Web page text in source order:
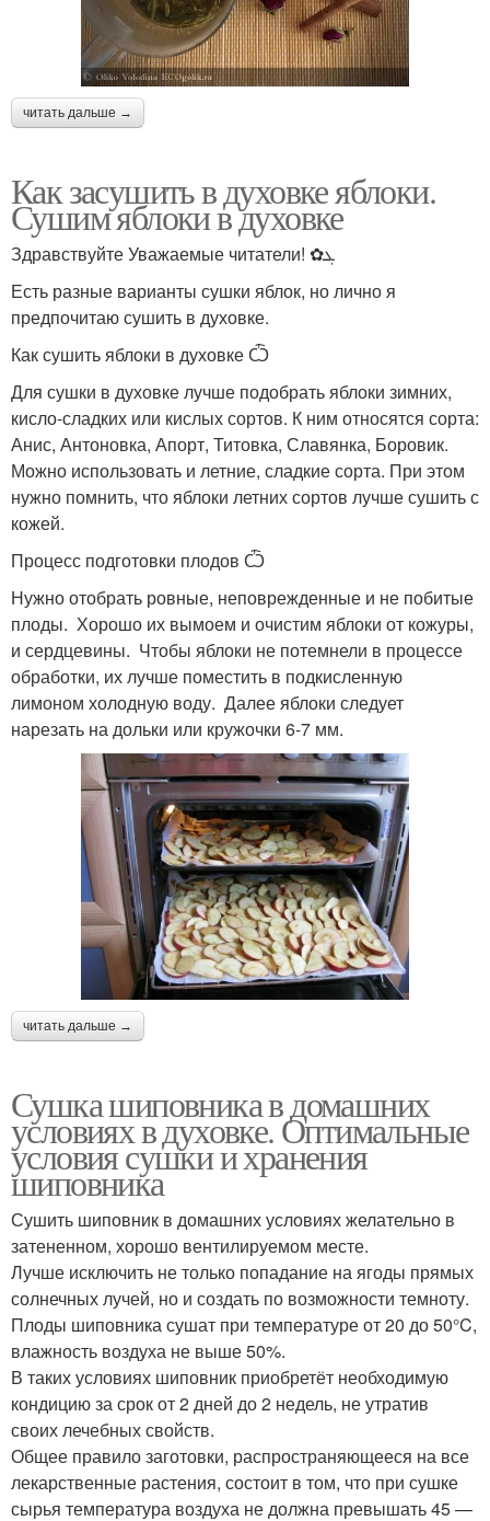
читать дальше →
Как засушить в духовке яблоки.
Сушим яблоки в духовке
Здравствуйте Уважаемые читатели! ✿ܓ
Есть разные варианты сушки яблок, но лично я
предпочитаю сушить в духовке.
Как сушить яблоки в духовке Ѽ
Для сушки в духовке лучше подобрать яблоки зимних,
кисло-сладких или кислых сортов. К ним относятся сорта:
Анис, Антоновка, Апорт, Титовка, Славянка, Боровик.
Можно использовать и летние, сладкие сорта. При этом
нужно помнить, что яблоки летних сортов лучше сушить с
кожей.
Процесс подготовки плодов Ѽ
Нужно отобрать ровные, неповрежденные и не побитые
плоды. Хорошо их вымоем и очистим яблоки от кожуры,
и сердцевины. Чтобы яблоки не потемнели в процессе
обработки, их лучше поместить в подкисленную
лимоном холодную воду. Далее яблоки следует
нарезать на дольки или кружочки 6-7 мм.
читать дальше →
Сушка шиповника в домашних
условиях в духовке. Оптимальные
условия сушки и хранения
шиповника
Сушить шиповник в домашних условиях желательно в
затененном, хорошо вентилируемом месте.
Лучше исключить не только попадание на ягоды прямых
солнечных лучей, но и создать по возможности темноту.
Плоды шиповника сушат при температуре от 20 до 50°C,
влажность воздуха не выше 50%.
В таких условиях шиповник приобретёт необходимую
кондицию за срок от 2 дней до 2 недель, не утратив
своих лечебных свойств.
Общее правило заготовки, распространяющееся на все
лекарственные растения, состоит в том, что при сушке
сырья температура воздуха не должна превышать 45 —